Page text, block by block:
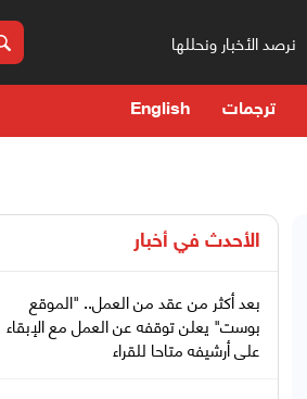
نرصد الأخبار ونحللها
ترجمات English
الأحدث في أخبار
بعد أكثر من عقد من العمل.. "الموقع
بوست" يعلن توقفه عن العمل مع الإبقاء
على أرشيفه متاحا للقراء